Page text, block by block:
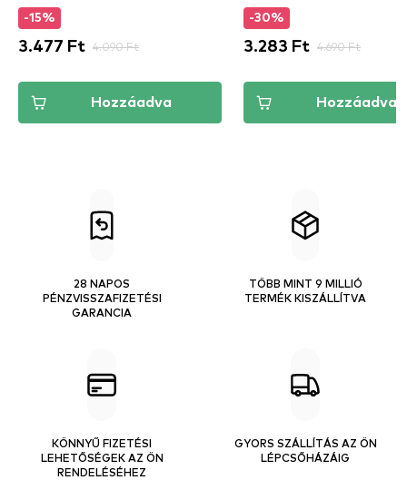
-15%
3.477 Ft 4.090 Ft
Hozzáadva
-30%
3.283 Ft 4.690 Ft
Hozzáadva
28 NAPOS
PÉNZVISSZAFIZETÉSI
GARANCIA
TÖBB MINT 9 MILLIÓ
TERMÉK KISZÁLLÍTVA
KÖNNYŰ FIZETÉSI
LEHETŐSÉGEK AZ ÖN
RENDELÉSÉHEZ
GYORS SZÁLLÍTÁS AZ ÖN
LÉPCSŐHÁZÁIG